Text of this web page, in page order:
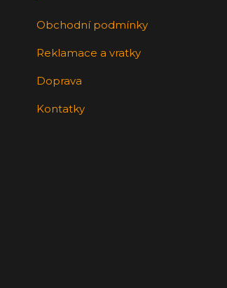
Obchodní podmínky
Reklamace a vratky
Doprava
Kontatky